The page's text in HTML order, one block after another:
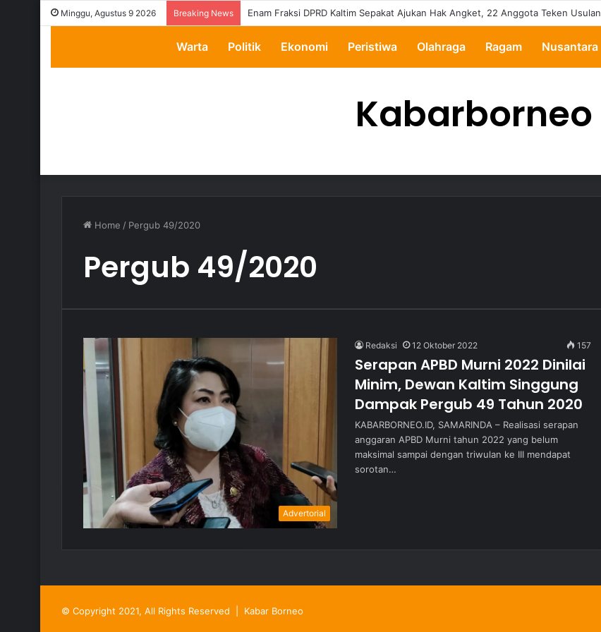
Minggu, Agustus 9 2026 Breaking News Enam Fraksi DPRD Kaltim Sepakat Ajukan Hak Angket, 22 Anggota Teken Usulan
Warta Politik Ekonomi Peristiwa Olahraga Ragam Nusantara
Kabarborneo
Home / Pergub 49/2020
Pergub 49/2020
Advertorial
Redaksi 12 Oktober 2022 157
Serapan APBD Murni 2022 Dinilai
Minim, Dewan Kaltim Singgung
Dampak Pergub 49 Tahun 2020
KABARBORNEO.ID, SAMARINDA – Realisasi serapan
anggaran APBD Murni tahun 2022 yang belum
maksimal sampai dengan triwulan ke III mendapat
sorotan…
© Copyright 2021, All Rights Reserved | Kabar Borneo